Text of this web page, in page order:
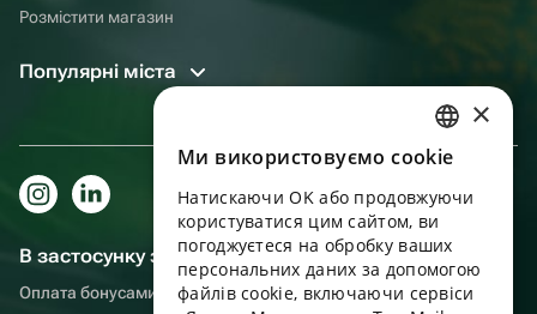
Розмістити магазин
Популярні міста
В застосунку зручніше!
Оплата бонусами, самовивіз, зручний чат підтримки
RUSSIAN
ENGLISH
UKRAINIAN
PORTUGUESE
×
Ми використовуємо cookie
Натискаючи OK або продовжуючи
користуватися цим сайтом, ви
погоджуєтеся на обробку ваших
персональних даних за допомогою
файлів cookie, включаючи сервіси